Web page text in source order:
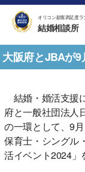
オリコン顧客満足度ラ
結婚相談所
大阪府とJBAが
結婚・婚活支援
府と一般社団法人
の一環として、9
保育士・シングル
活イベント2024」